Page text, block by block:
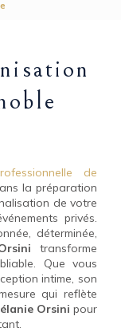
de
la préparation
de votre
privés.
déterminée,
transforme
Que vous
intime, son
qui reflète
Orsini pour